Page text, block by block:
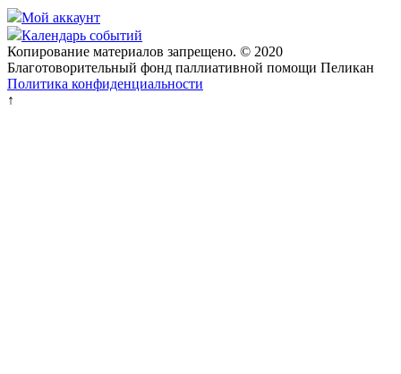
Мой аккаунт
Календарь событий
Копирование материалов запрещено. © 2020
Благотоворительный фонд паллиативной помощи Пеликан
Политика конфиденциальности
↑